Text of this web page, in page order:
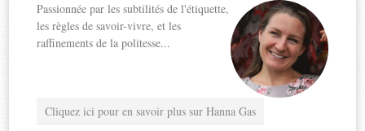
Passionnée par les subtilités de l'étiquette,
les règles de savoir-vivre, et les
raffinements de la politesse...
Cliquez ici pour en savoir plus sur Hanna Gas